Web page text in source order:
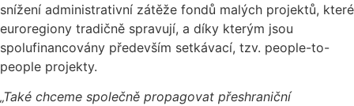
snížení administrativní zátěže fondů malých projektů, které
euroregiony tradičně spravují, a díky kterým jsou
spolufinancovány především setkávací, tzv. people-to-
people projekty.
„Také chceme společně propagovat přeshraniční